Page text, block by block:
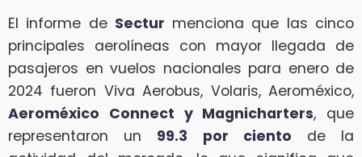
El informe de Sectur menciona que las cinco
principales aerolíneas con mayor llegada de
pasajeros en vuelos nacionales para enero de
2024 fueron Viva Aerobus, Volaris, Aeroméxico,
Aeroméxico Connect y Magnicharters, que
representaron un 99.3 por ciento de la